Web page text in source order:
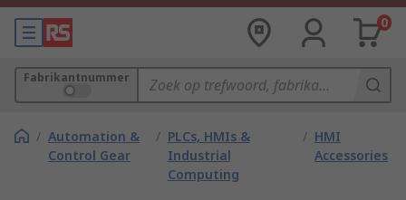
0
Fabrikantnummer
/ Automation &
Control Gear
/ PLCs, HMIs &
Industrial
Computing
/ HMI
Accessories